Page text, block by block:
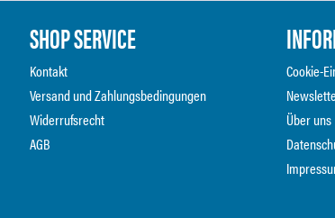
SHOP SERVICE
Kontakt
Versand und Zahlungsbedingungen
Widerrufsrecht
AGB
Cookie-
Über uns